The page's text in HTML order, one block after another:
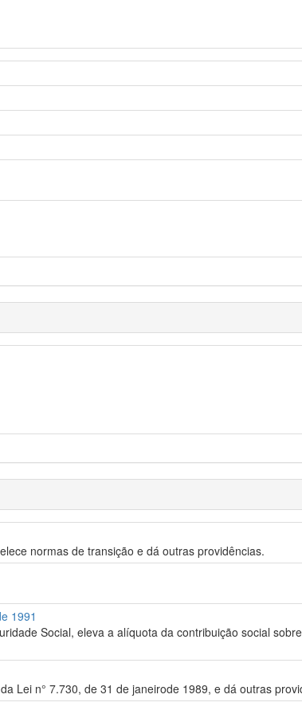
normas de transição e dá outras providências.
1991
Social, eleva a alíquota da contribuição social
Lei n° 7.730, de 31 de janeirode 1989, e dá outras